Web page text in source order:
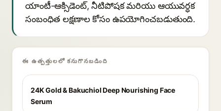
యాంటీ-ఆక్సిడెంట్, నీటిపోషక మరియు ఆయువర్ధక
సంబంధిత లక్షణాల కోసం ఉపయోగించబడుతుంది.
ఈ ఉత్పత్తులలో కనుగొనబడింది
24K Gold & Bakuchiol Deep Nourishing Face
Serum